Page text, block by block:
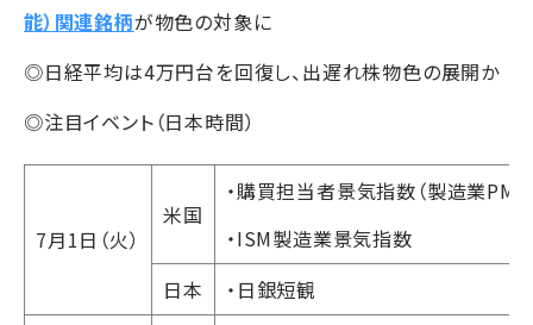
能）関連銘柄が物色の対象に
◎日経平均は4万円台を回復し、出遅れ株物色の展開か
◎注目イベント（日本時間）
7月1日（火）
米国
・購買担当者景気指数（製造業PMI
・ISM製造業景気指数
日本
・日銀短観